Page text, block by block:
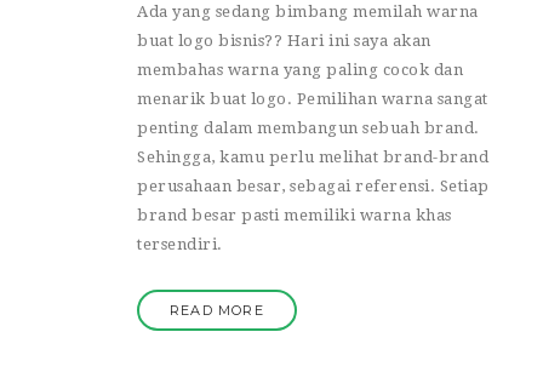
Ada yang sedang bimbang memilah warna
buat logo bisnis?? Hari ini saya akan
membahas warna yang paling cocok dan
menarik buat logo. Pemilihan warna sangat
penting dalam membangun sebuah brand.
Sehingga, kamu perlu melihat brand-brand
perusahaan besar, sebagai referensi. Setiap
brand besar pasti memiliki warna khas
tersendiri.
READ MORE